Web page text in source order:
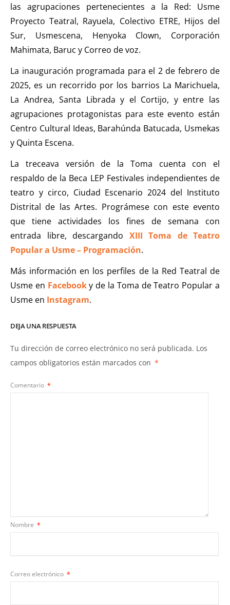
las agrupaciones pertenecientes a la Red: Usme
Proyecto Teatral, Rayuela, Colectivo ETRE, Hijos del
Sur, Usmescena, Henyoka Clown, Corporación
Mahimata, Baruc y Correo de voz.
La inauguración programada para el 2 de febrero de
2025, es un recorrido por los barrios La Marichuela,
La Andrea, Santa Librada y el Cortijo, y entre las
agrupaciones protagonistas para este evento están
Centro Cultural Ideas, Barahúnda Batucada, Usmekas
y Quinta Escena.
La treceava versión de la Toma cuenta con el
respaldo de la Beca LEP Festivales independientes de
teatro y circo, Ciudad Escenario 2024 del Instituto
Distrital de las Artes. Prográmese con este evento
que tiene actividades los fines de semana con
entrada libre, descargando XIII Toma de Teatro
Popular a Usme – Programación.
Más información en los perfiles de la Red Teatral de
Usme en Facebooky de la Toma de Teatro Popular a
Usme en Instagram.
DEJA UNA RESPUESTA
Tu dirección de correo electrónico no será publicada. Los
campos obligatorios están marcados con *
Comentario *
Nombre *
Correo electrónico *